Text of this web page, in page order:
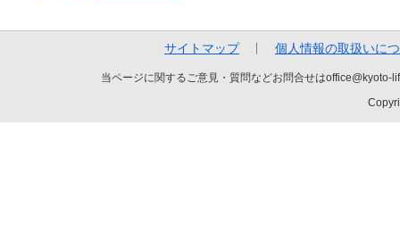
サイトマップ 個人情報の取扱いに
当ページに関するご意見・質問などお問合せは